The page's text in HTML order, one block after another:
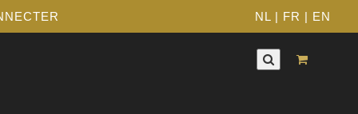
NL | FR | EN